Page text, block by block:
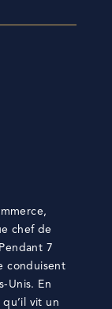
chef de
7
conduisent
Unis. En
vit un